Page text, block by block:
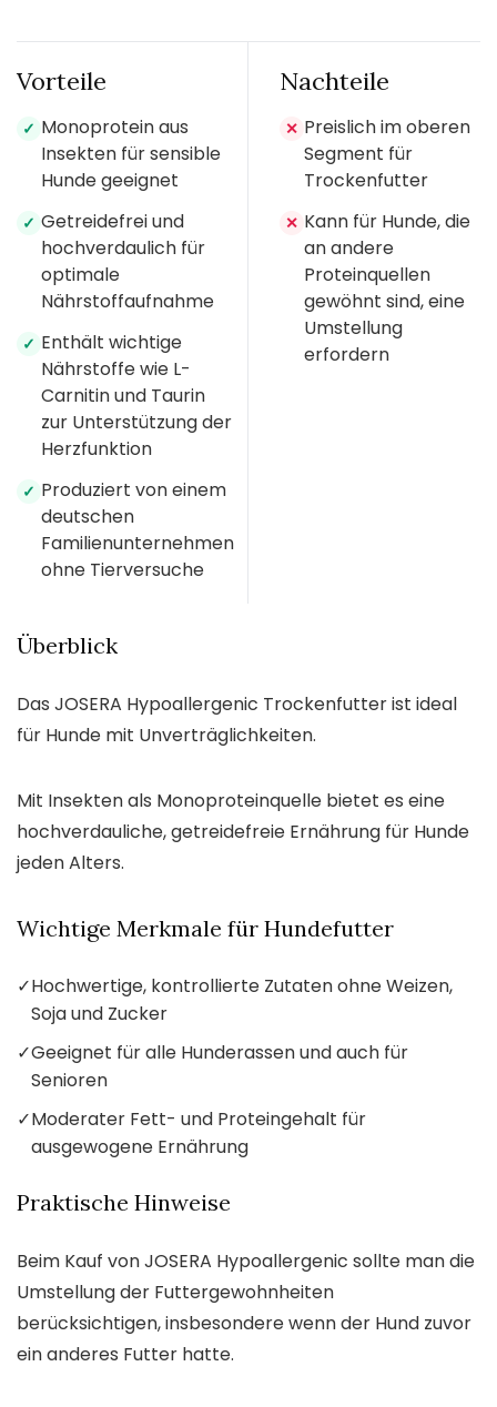
Vorteile
✓ Monoprotein aus
Insekten für sensible
Hunde geeignet
✓ Getreidefrei und
hochverdaulich für
optimale
Nährstoffaufnahme
✓ Enthält wichtige
Nährstoffe wie L-
Carnitin und Taurin
zur Unterstützung der
Herzfunktion
✓ Produziert von einem
deutschen
Familienunternehmen
ohne Tierversuche
Nachteile
✕ Preislich im oberen
Segment für
Trockenfutter
✕ Kann für Hunde, die
an andere
Proteinquellen
gewöhnt sind, eine
Umstellung
erfordern
Überblick
Das JOSERA Hypoallergenic Trockenfutter ist ideal
für Hunde mit Unverträglichkeiten.
Mit Insekten als Monoproteinquelle bietet es eine
hochverdauliche, getreidefreie Ernährung für Hunde
jeden Alters.
Wichtige Merkmale für Hundefutter
✓Hochwertige, kontrollierte Zutaten ohne Weizen,
Soja und Zucker
✓Geeignet für alle Hunderassen und auch für
Senioren
✓Moderater Fett- und Proteingehalt für
ausgewogene Ernährung
Praktische Hinweise
Beim Kauf von JOSERA Hypoallergenic sollte man die
Umstellung der Futtergewohnheiten
berücksichtigen, insbesondere wenn der Hund zuvor
ein anderes Futter hatte.